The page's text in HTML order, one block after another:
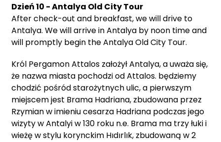
Dzień 10 - Antalya Old City Tour
After check-out and breakfast, we will drive to
Antalya. We will arrive in Antalya by noon time and
will promptly begin the Antalya Old City Tour.
Król Pergamon Attalos założył Antalya, a uważa się,
że nazwa miasta pochodzi od Attalos. będziemy
chodzić pośród starożytnych ulic, a pierwszym
miejscem jest Brama Hadriana, zbudowana przez
Rzymian w imieniu cesarza Hadriana podczas jego
wizyty w Antalyi w 130 roku n.e. Brama ma trzy łuki i
wieżę w stylu korynckim Hıdırlık, zbudowaną w 2